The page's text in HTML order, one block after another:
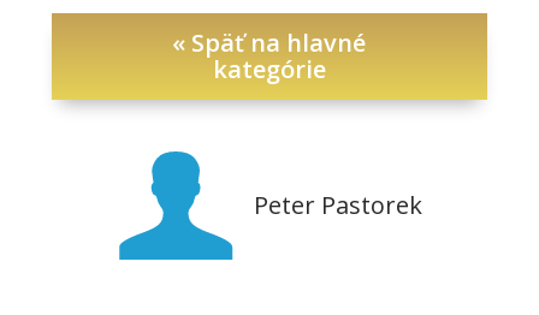
« Späť na hlavné
kategórie
Peter Pastorek